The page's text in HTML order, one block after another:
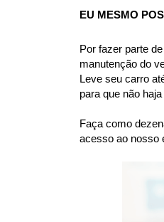
EU MESMO
Por fazer parte
manutenção do
Leve seu carro
para que não
Faça como
acesso ao nosso